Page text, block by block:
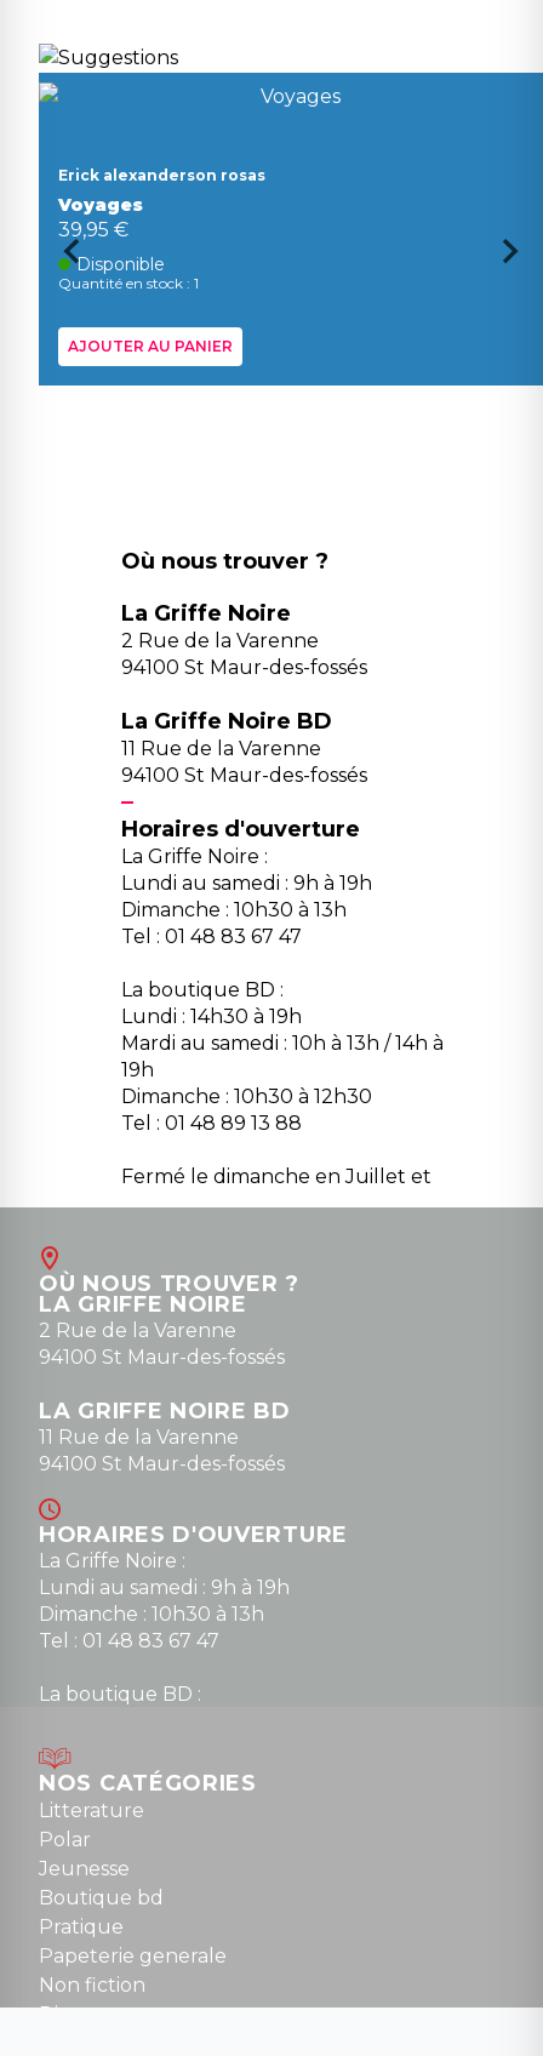
Erick alexanderson rosas
Voyages
39,95 €
Disponible
Quantité en stock : 1
AJOUTER AU PANIER
Où nous trouver ?
La Griffe Noire
2 Rue de la Varenne
94100 St Maur-des-fossés
La Griffe Noire BD
11 Rue de la Varenne
94100 St Maur-des-fossés
Horaires d'ouverture
La Griffe Noire :
Lundi au samedi : 9h à 19h
Dimanche : 10h30 à 13h
Tel : 01 48 83 67 47
La boutique BD :
Lundi : 14h30 à 19h
Mardi au samedi : 10h à 13h / 14h à
19h
Dimanche : 10h30 à 12h30
Tel : 01 48 89 13 88
Fermé le dimanche en Juillet et
Août
contact@la-griffe-noire.com
0148836747
OÙ NOUS TROUVER ?
LA GRIFFE NOIRE
2 Rue de la Varenne
94100 St Maur-des-fossés
LA GRIFFE NOIRE BD
11 Rue de la Varenne
94100 St Maur-des-fossés
HORAIRES D'OUVERTURE
La Griffe Noire :
Lundi au samedi : 9h à 19h
Dimanche : 10h30 à 13h
Tel : 01 48 83 67 47
La boutique BD :
Mardi au samedi : 10h à 13h / 14h à 19h
Dimanche : 10h30 à 12h30
Tel : 01 48 89 13 88
NOUS CONTACTER
contact@la-griffe-noire.com
NOS CATÉGORIES
Litterature
Polar
Jeunesse
Boutique bd
Pratique
Papeterie generale
Non fiction
Divers